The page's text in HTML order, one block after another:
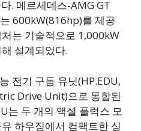
. 메르세데스-AMG GT
600kW(816hp)를 제공
는 기술적으로 1,000kW
설계되었다.
전기 구동 유닛(HP.EDU,
Drive Unit)으로 통합된
는 두 개의 액셜 플럭스 모
하우징에서 컴팩트한 싱